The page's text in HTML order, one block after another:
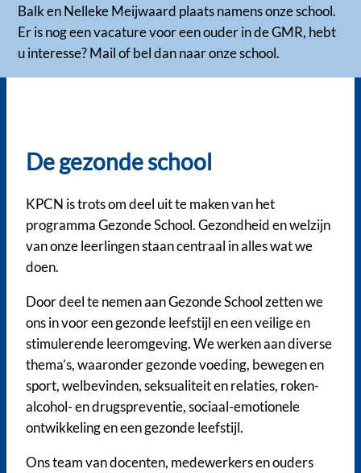
Balk en Nelleke Meijwaard plaats namens onze school.
Er is nog een vacature voor een ouder in de GMR, hebt
u interesse? Mail of bel dan naar onze school.
De gezonde school
KPCN is trots om deel uit te maken van het
programma Gezonde School. Gezondheid en welzijn
van onze leerlingen staan centraal in alles wat we
doen.
Door deel te nemen aan Gezonde School zetten we
ons in voor een gezonde leefstijl en een veilige en
stimulerende leeromgeving. We werken aan diverse
thema’s, waaronder gezonde voeding, bewegen en
sport, welbevinden, seksualiteit en relaties, roken-
alcohol- en drugspreventie, sociaal-emotionele
ontwikkeling en een gezonde leefstijl.
Ons team van docenten, medewerkers en ouders